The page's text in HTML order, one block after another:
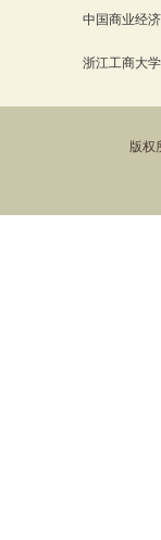
中国商业经
浙江工商大学
版